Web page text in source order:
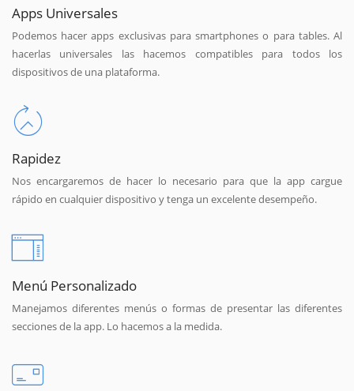
Apps Universales
Podemos hacer apps exclusivas para smartphones o para tables. Al
hacerlas universales las hacemos compatibles para todos los
dispositivos de una plataforma.
Rapidez
Nos encargaremos de hacer lo necesario para que la app cargue
rápido en cualquier dispositivo y tenga un excelente desempeño.
Menú Personalizado
Manejamos diferentes menús o formas de presentar las diferentes
secciones de la app. Lo hacemos a la medida.